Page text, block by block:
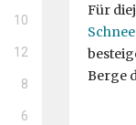
10
12
8
6
Für
Berge